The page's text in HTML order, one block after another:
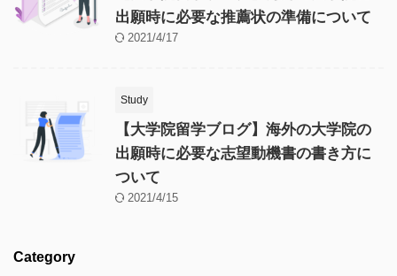
出願時に必要な推薦状の準備について
2021/4/17
Study
【大学院留学ブログ】海外の大学院の
出願時に必要な志望動機書の書き方に
ついて
2021/4/15
Category